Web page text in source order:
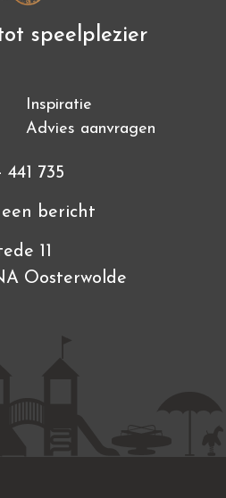
speelplezier
Inspiratie
Advies aanvragen
441 735
bericht
11
Oosterwolde